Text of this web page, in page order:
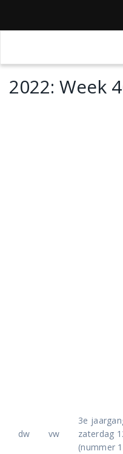
2022: Week
dw vw
3e
zaterdag
(nummer